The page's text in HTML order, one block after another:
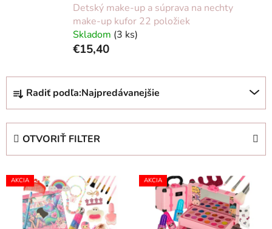
Detský make-up a súprava na nechty
make-up kufor 22 položiek
Skladom (3 ks)
€15,40
R
d
e
Radiť podľa:Najpredávanejšie
OTVORIŤ FILTER
V
ý
AKCIA AKCIA